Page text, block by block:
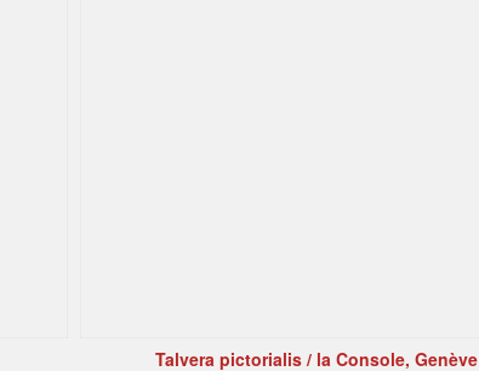
Talvera pictorialis / la Console, Genève